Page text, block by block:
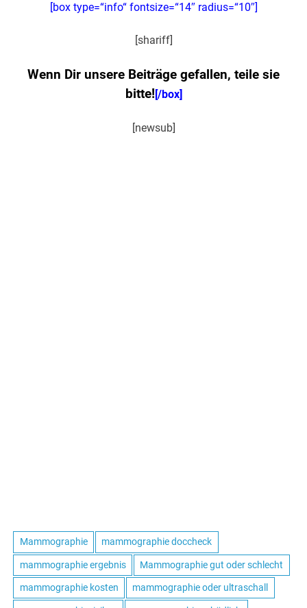
[box type=“info“ fontsize=“14″ radius=“10″]
[shariff]
Wenn Dir unsere Beiträge gefallen, teile sie
bitte! [/box]
[newsub]
Mammographie mammographie doccheck
mammographie ergebnis Mammographie gut oder schlecht
mammographie kosten mammographie oder ultraschall